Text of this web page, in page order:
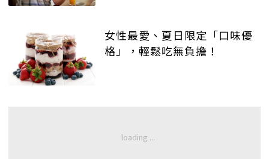
女性最愛、夏日限定「口味優
格」，輕鬆吃無負擔！